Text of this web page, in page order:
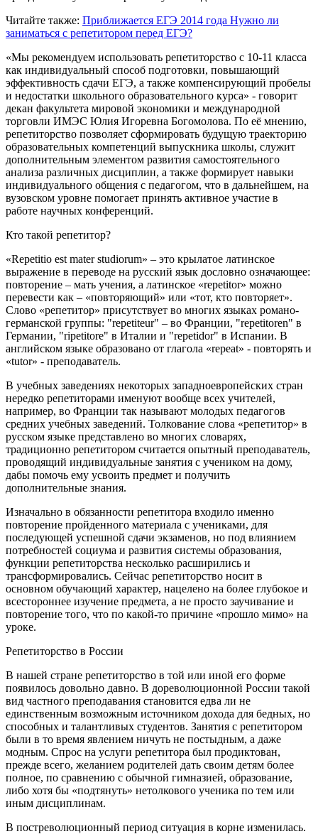
Читайте также: Приближается ЕГЭ 2014 года Нужно ли
заниматься с репетитором перед ЕГЭ?
«Мы рекомендуем использовать репетиторство с 10-11 класса
как индивидуальный способ подготовки, повышающий
эффективность сдачи ЕГЭ, а также компенсирующий пробелы
и недостатки школьного образовательного курса» - говорит
декан факультета мировой экономики и международной
торговли ИМЭС Юлия Игоревна Богомолова. По её мнению,
репетиторство позволяет сформировать будущую траекторию
образовательных компетенций выпускника школы, служит
дополнительным элементом развития самостоятельного
анализа различных дисциплин, а также формирует навыки
индивидуального общения с педагогом, что в дальнейшем, на
вузовском уровне помогает принять активное участие в
работе научных конференций.
Кто такой репетитор?
«Repetitio est mater studiorum» – это крылатое латинское
выражение в переводе на русский язык дословно означающее:
повторение – мать учения, а латинское «repetitor» можно
перевести как – «повторяющий» или «тот, кто повторяет».
Слово «репетитор» присутствует во многих языках романо-
германской группы: "repetiteur" – во Франции, "repetitoren" в
Германии, "ripetitore" в Италии и "repetidor" в Испании. В
английском языке образовано от глагола «repeat» - повторять и
«tutor» - преподаватель.
В учебных заведениях некоторых западноевропейских стран
нередко репетиторами именуют вообще всех учителей,
например, во Франции так называют молодых педагогов
средних учебных заведений. Толкование слова «репетитор» в
русском языке представлено во многих словарях,
традиционно репетитором считается опытный преподаватель,
проводящий индивидуальные занятия с учеником на дому,
дабы помочь ему усвоить предмет и получить
дополнительные знания.
Изначально в обязанности репетитора входило именно
повторение пройденного материала с учениками, для
последующей успешной сдачи экзаменов, но под влиянием
потребностей социума и развития системы образования,
функции репетиторства несколько расширились и
трансформировались. Сейчас репетиторство носит в
основном обучающий характер, нацелено на более глубокое и
всестороннее изучение предмета, а не просто заучивание и
повторение того, что по какой-то причине «прошло мимо» на
уроке.
Репетиторство в России
В нашей стране репетиторство в той или иной его форме
появилось довольно давно. В дореволюционной России такой
вид частного преподавания становится едва ли не
единственным возможным источником дохода для бедных, но
способных и талантливых студентов. Занятия с репетитором
были в то время явлением ничуть не постыдным, а даже
модным. Спрос на услуги репетитора был продиктован,
прежде всего, желанием родителей дать своим детям более
полное, по сравнению с обычной гимназией, образование,
либо хотя бы «подтянуть» нетолкового ученика по тем или
иным дисциплинам.
В постреволюционный период ситуация в корне изменилась.